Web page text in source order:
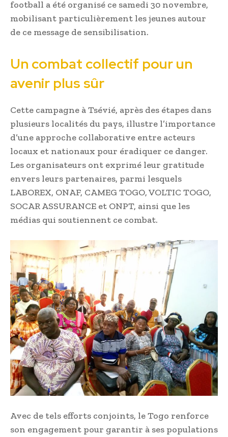
football a été organisé ce samedi 30 novembre,
mobilisant particulièrement les jeunes autour
de ce message de sensibilisation.
Un combat collectif pour un
avenir plus sûr
Cette campagne à Tsévié, après des étapes dans
plusieurs localités du pays, illustre l’importance
d’une approche collaborative entre acteurs
locaux et nationaux pour éradiquer ce danger.
Les organisateurs ont exprimé leur gratitude
envers leurs partenaires, parmi lesquels
LABOREX, ONAF, CAMEG TOGO, VOLTIC TOGO,
SOCAR ASSURANCE et ONPT, ainsi que les
médias qui soutiennent ce combat.
Avec de tels efforts conjoints, le Togo renforce
son engagement pour garantir à ses populations